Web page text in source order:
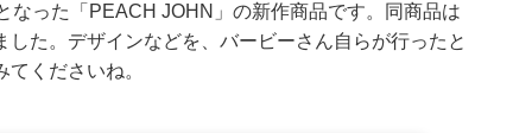
った「PEACH JOHN」の新作商品です。同商品は
た。デザインなどを、バービーさん自らが行ったと
くださいね。